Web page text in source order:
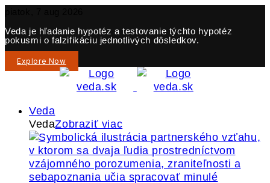
Veda je hľadanie hypotéz a testovanie týchto hypotéz
pokusmi o falzifikáciu jednotlivých dôsledkov.
Explore Now
Veda
VedaZobraziť viac